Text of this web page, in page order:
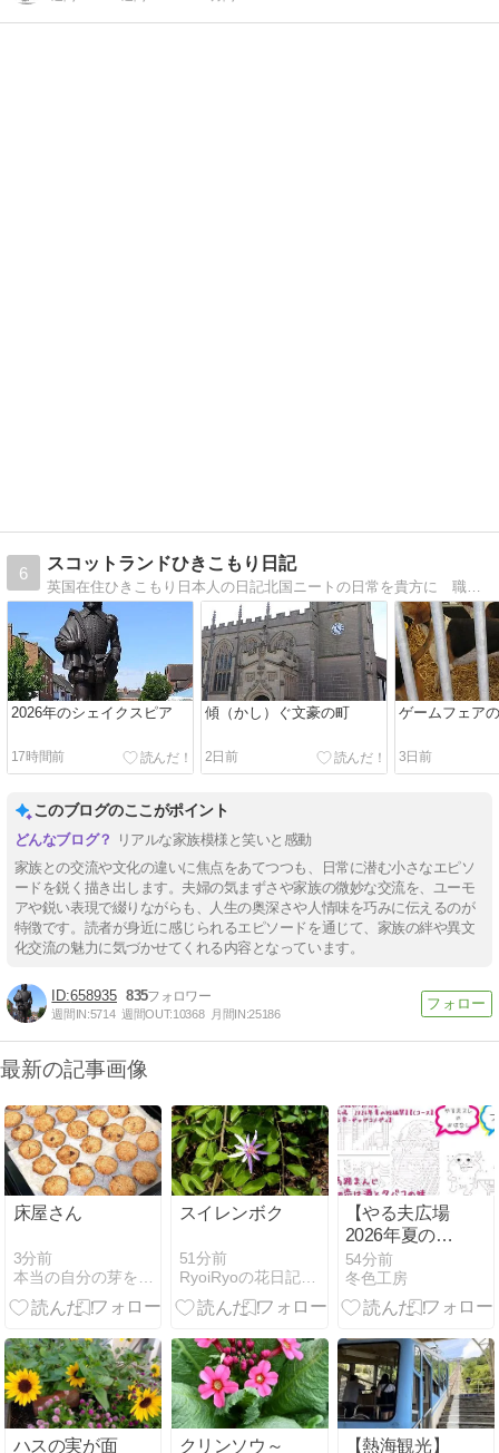
6
スコットランドひきこもり日記
2026年のシェイクスピア
17時間前
傾（かし）ぐ文豪の町
2日前
ゲームフェア
3日前
このブログのここがポイント
リアルな家族模様と笑いと感動
家族との交流や文化の違いに焦点をあてつつも、日常に潜む小さなエピソ
ードを鋭く描き出します。夫婦の気まずさや家族の微妙な交流を、ユーモ
アや鋭い表現で綴りながらも、人生の奥深さや人情味を巧みに伝えるのが
特徴です。読者が身近に感じられるエピソードを通じて、家族の絆や異文
化交流の魅力に気づかせてくれる内容となっています。
658935 835
週間IN:5714 週間OUT:10368 月間IN:25186
最新の記事画像
床屋さん
3分前
スイレンボク
51分前
RyoiRyoの花日記*Diario de flores
【やる夫広場
2026年夏の短
編祭・紹介】
初恋は酒とタ
バコの味【馬
【神父・日
常・ギャグコ
メディ】
54分前
冬色工房
ハスの実が面
クリンソウ～
【熱海観光】